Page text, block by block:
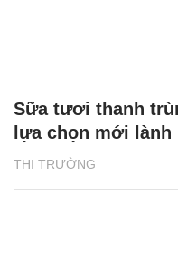
THỊ TRƯỜNG
Sữa tươi thanh
lựa chọn mới